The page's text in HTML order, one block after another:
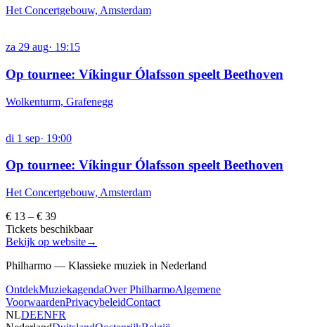
Het Concertgebouw, Amsterdam
za 29 aug· 19:15
Op tournee: Víkingur Ólafsson speelt Beethoven
Wolkenturm, Grafenegg
di 1 sep· 19:00
Op tournee: Víkingur Ólafsson speelt Beethoven
Het Concertgebouw, Amsterdam
€ 13 – € 39
Tickets beschikbaar
Bekijk op website→
Philharmo — Klassieke muziek in Nederland
OntdekMuziekagendaOver PhilharmoAlgemene
VoorwaardenPrivacybeleidContact
NLDEENFR